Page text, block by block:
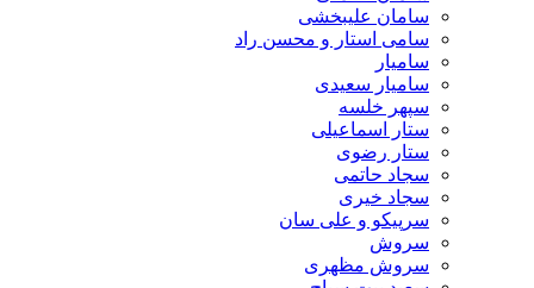
سامان علیبخشی
سامی استار و محسن راد
سامیار
سامیار سعیدی
سپهر خلسه
ستار اسماعیلی
ستار رضوی
سجاد حاتمی
سجاد خیری
سرپیکو و علی سان
سروش
سروش مظهری